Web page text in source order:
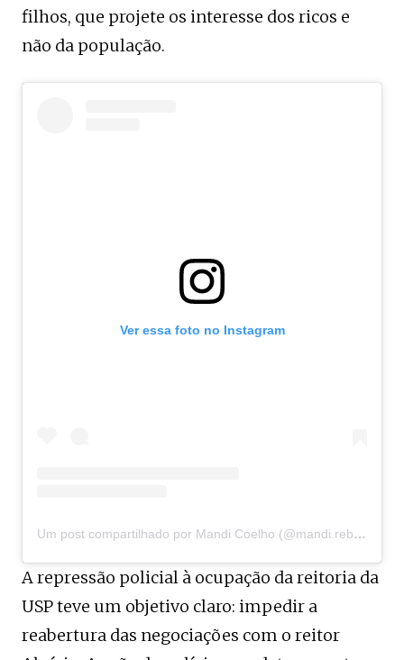
filhos, que projete os interesse dos ricos e
não da população.
Ver essa foto no Instagram
Um post compartilhado por Mandi Coelho (@mandi.rebeldia)
A repressão policial à ocupação da reitoria da
USP teve um objetivo claro: impedir a
reabertura das negociações com o reitor